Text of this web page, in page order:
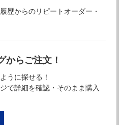
歴からのリピートオーダー・
からご注文！
うに探せる！
で詳細を確認・そのまま購入